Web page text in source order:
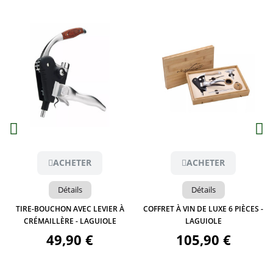
ACHETER
Détails
TIRE-BOUCHON AVEC LEVIER À
CRÉMAILLÈRE - LAGUIOLE
49,90 €
ACHETER
Détails
COFFRET À VIN DE LUXE 6 PIÈCES -
LAGUIOLE
105,90 €